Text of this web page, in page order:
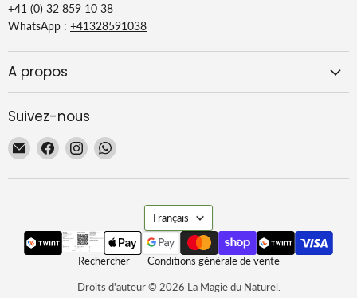
+41 (0) 32 859 10 38
WhatsApp : +41328591038
A propos
Suivez-nous
Email
Magie
Trouvez-
nous
sur
Trouvez-
nous
sur
Trouvez-
sur
Langue
Français
Rechercher Conditions générale de vente
Droits d'auteur © 2026 La Magie du Naturel.